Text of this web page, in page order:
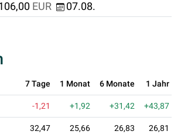
EUR 07.08.
7 Tage 1 Monat 6 Monate 1 Jahr
-1,21 +1,92 +31,42 +43,87
32,47 25,66 26,83 26,81